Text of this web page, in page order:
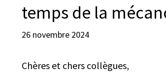
temps de la
26 novembre 2024
Chères et chers collègues,